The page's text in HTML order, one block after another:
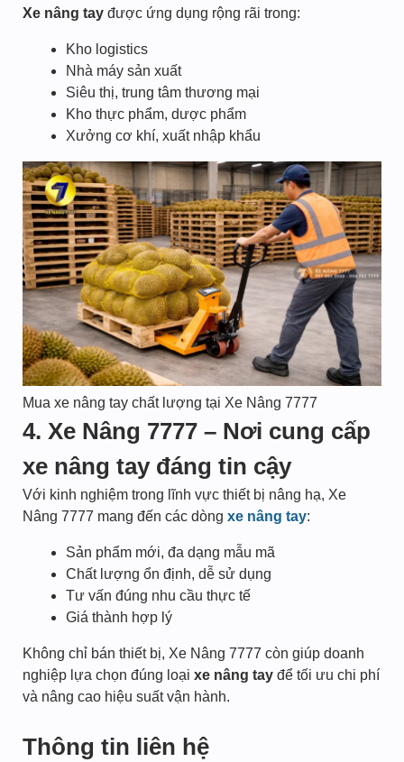
Xe nâng tay được ứng dụng rộng rãi trong:
Kho logistics
Nhà máy sản xuất
Siêu thị, trung tâm thương mại
Kho thực phẩm, dược phẩm
Xưởng cơ khí, xuất nhập khẩu
Mua xe nâng tay chất lượng tại Xe Nâng 7777
4. Xe Nâng 7777 – Nơi cung cấp
xe nâng tay đáng tin cậy
Với kinh nghiệm trong lĩnh vực thiết bị nâng hạ, Xe
Nâng 7777 mang đến các dòng xe nâng tay:
Sản phẩm mới, đa dạng mẫu mã
Chất lượng ổn định, dễ sử dụng
Tư vấn đúng nhu cầu thực tế
Giá thành hợp lý
Không chỉ bán thiết bị, Xe Nâng 7777 còn giúp doanh
nghiệp lựa chọn đúng loại xe nâng tay để tối ưu chi phí
và nâng cao hiệu suất vận hành.
Thông tin liên hệ